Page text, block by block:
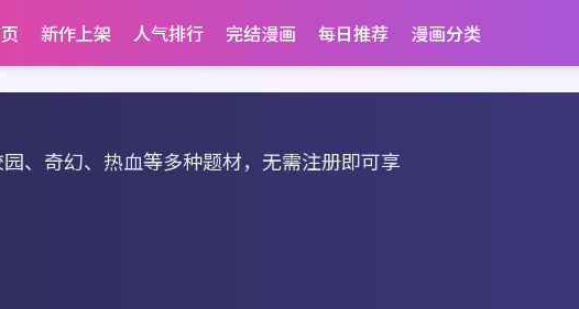
新作上架 人气排行 完结漫画 每日推荐 漫画分类
、奇幻、热血等多种题材，无需注册即可享